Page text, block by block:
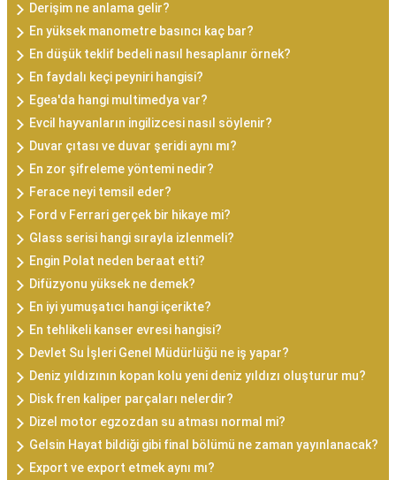
Derişim ne anlama gelir?
En yüksek manometre basıncı kaç bar?
En düşük teklif bedeli nasıl hesaplanır örnek?
En faydalı keçi peyniri hangisi?
Egea'da hangi multimedya var?
Evcil hayvanların ingilizcesi nasıl söylenir?
Duvar çıtası ve duvar şeridi aynı mı?
En zor şifreleme yöntemi nedir?
Ferace neyi temsil eder?
Ford v Ferrari gerçek bir hikaye mi?
Glass serisi hangi sırayla izlenmeli?
Engin Polat neden beraat etti?
Difüzyonu yüksek ne demek?
En iyi yumuşatıcı hangi içerikte?
En tehlikeli kanser evresi hangisi?
Devlet Su İşleri Genel Müdürlüğü ne iş yapar?
Deniz yıldızının kopan kolu yeni deniz yıldızı oluşturur mu?
Disk fren kaliper parçaları nelerdir?
Dizel motor egzozdan su atması normal mi?
Gelsin Hayat bildiği gibi final bölümü ne zaman yayınlanacak?
Export ve export etmek aynı mı?